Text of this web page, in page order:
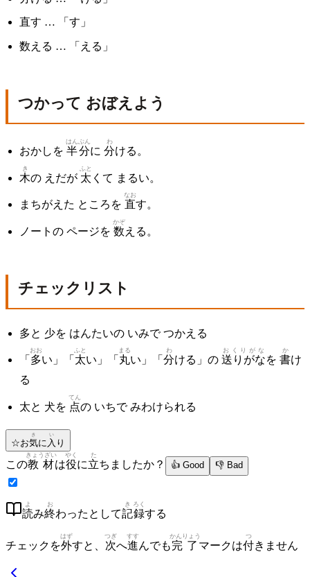
直す … 「す」
数える … 「える」
つかって おぼえよう
おかしを 半分
はんぶん
に 分
わ
ける。
木
き
の えだが 太
ふと
くて まるい。
まちがえた ところを 直
なお
す。
ノートの ページを 数
かぞ
える。
チェックリスト
多と 少を はんたいの いみで つかえる
「 多
おお
い」「 太
ふと
い」「 丸
まる
い」「 分
わ
ける」の 送りがな
おくりがな
を 書
か
け
る
太と 犬を 点
てん
の いちで みわけられる
☆お気
き
に 入
い
り
この教材
きょうざい
は役
やく
に立
た
ちましたか？ 👍 Good 👎 Bad
読
よ
み終
お
わったとして記
き
録
ろく
する
チェックを外
はず
すと、 次
つぎ
へ進
すす
んでも完了
かんりょう
マークは付
つ
きません